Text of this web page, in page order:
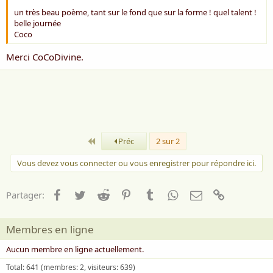
un très beau poème, tant sur le fond que sur la forme ! quel talent !
belle journée
Coco
Merci CoCoDivine.
PremierPréc
2 sur 2
Vous devez vous connecter ou vous enregistrer pour répondre ici.
Partager: Facebook
TwitterReddit PinterestTumblrWhatsApp
Email
Membres en ligne
Aucun membre en ligne actuellement.
Total: 641 (membres: 2, visiteurs: 639)